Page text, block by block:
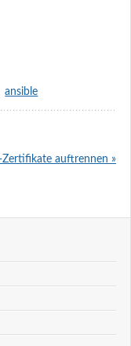
ansible
Zertifikate auftrennen »